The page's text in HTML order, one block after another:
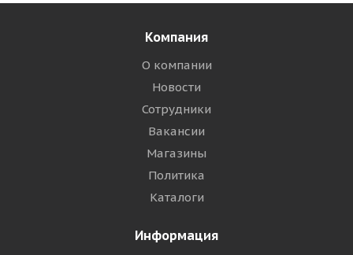
Компания
О компании
Новости
Сотрудники
Вакансии
Магазины
Политика
Каталоги
Информация